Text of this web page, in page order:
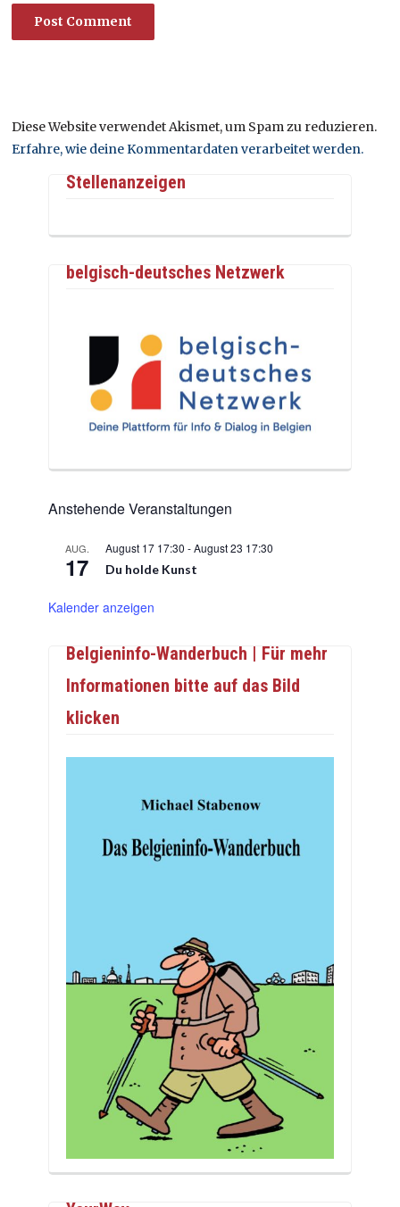
Diese Website verwendet Akismet, um Spam zu reduzieren.
Erfahre, wie deine Kommentardaten verarbeitet werden.
Stellenanzeigen
belgisch-deutsches Netzwerk
Anstehende Veranstaltungen
AUG.
17
August 17 17:30 -August 23 17:30
Du holde Kunst
Kalender anzeigen
Belgieninfo-Wanderbuch | Für mehr
Informationen bitte auf das Bild
klicken